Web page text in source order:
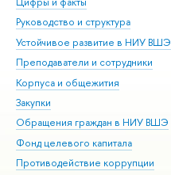
Руководство и структура
Устойчивое развитие в НИУ ВШЭ
Преподаватели и сотрудники
Корпуса и общежития
Закупки
Обращения граждан в НИУ ВШЭ
Фонд целевого капитала
Противодействие коррупции